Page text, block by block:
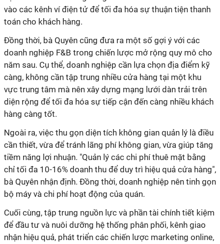
vào các kênh ví điện tử để tối đa hóa sự thuận tiện thanh
toán cho khách hàng.
Đồng thời, bà Quyên cũng đưa ra một số gợi ý với các
doanh nghiệp F&B trong chiến lược mở rộng quy mô cho
năm sau. Cụ thể, doanh nghiệp cần lựa chọn địa điểm kỹ
càng, không cần tập trung nhiều cửa hàng tại một khu
vực trung tâm mà nên xây dựng mạng lưới dàn trải trên
diện rộng để tối đa hóa sự tiếp cận đến càng nhiều khách
hàng càng tốt.
Ngoài ra, việc thu gọn diện tích không gian quản lý là điều
cần thiết, vừa để tránh lãng phí không gian, vừa giúp tăng
tiềm năng lợi nhuận. "Quản lý các chi phí thuê mặt bằng
chỉ tối đa 10-16% doanh thu để duy trì hiệu quả cửa hàng",
bà Quyên nhận định. Đồng thời, doanh nghiệp nên tinh gọn
bộ máy và chi phí hoạt động của quán.
Cuối cùng, tập trung nguồn lực và phần tài chính tiết kiệm
để đầu tư và nuôi dưỡng hệ thống phân phối, kênh giao
nhận hiệu quả, phát triển các chiến lược marketing online,